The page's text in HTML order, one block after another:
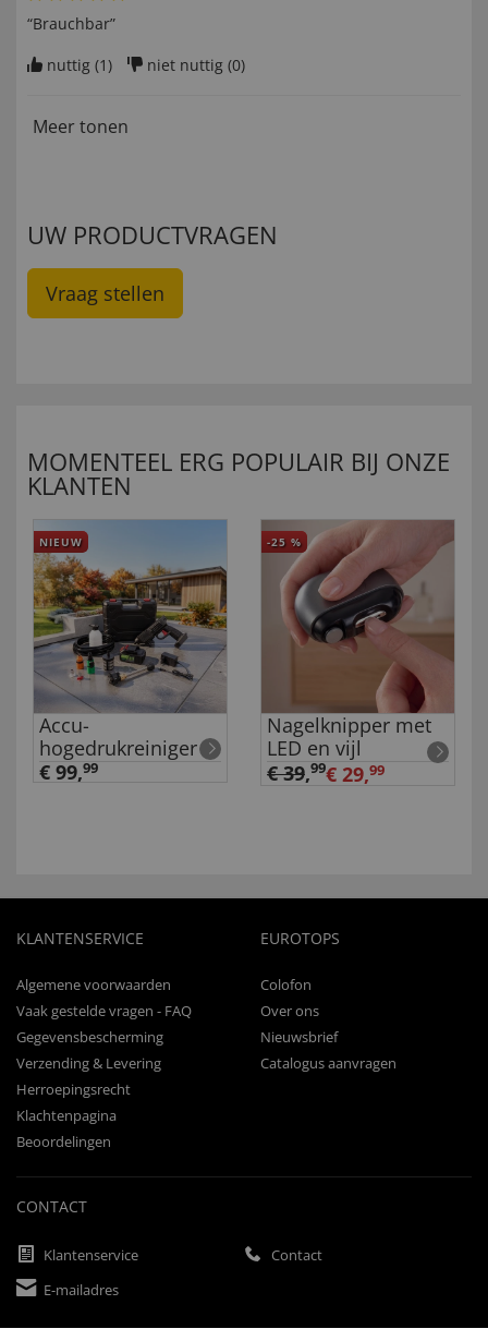
“Brauchbar”
nuttig (1) niet nuttig (0)
Meer tonen
UW PRODUCTVRAGEN
Vraag stellen
MOMENTEEL ERG POPULAIR BIJ ONZE
KLANTEN
NIEUW
Accu-
hogedrukreiniger
€ 99,99
-25 %
Nagelknipper met
LED en vijl
€ 39,99€ 29,99
KLANTENSERVICE
Algemene voorwaarden
Vaak gestelde vragen - FAQ
Gegevensbescherming
Verzending & Levering
Herroepingsrecht
Klachtenpagina
Beoordelingen
EUROTOPS
Colofon
Over ons
Nieuwsbrief
Catalogus aanvragen
CONTACT
Klantenservice
Contact
E-mailadres